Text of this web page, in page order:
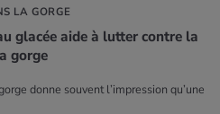
LA GORGE
gla­cée aide à lut­ter contre la
gorge
donne souvent l’impression qu’une